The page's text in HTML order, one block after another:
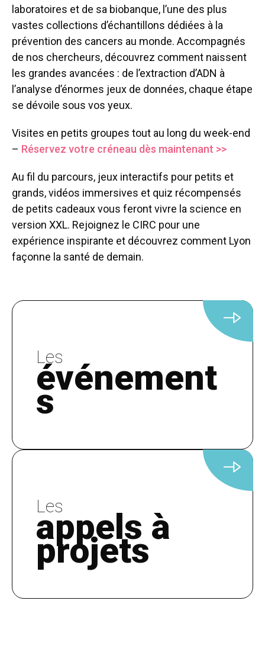
laboratoires et de sa biobanque, l’une des plus
vastes collections d’échantillons dédiées à la
prévention des cancers au monde. Accompagnés
de nos chercheurs, découvrez comment naissent
les grandes avancées : de l’extraction d’ADN à
l’analyse d’énormes jeux de données, chaque étape
se dévoile sous vos yeux.
Visites en petits groupes tout au long du week-end
– Réservez votre créneau dès maintenant >>
Au fil du parcours, jeux interactifs pour petits et
grands, vidéos immersives et quiz récompensés
de petits cadeaux vous feront vivre la science en
version XXL. Rejoignez le CIRC pour une
expérience inspirante et découvrez comment Lyon
façonne la santé de demain.
Les
événement
s
Les
appels à
projets